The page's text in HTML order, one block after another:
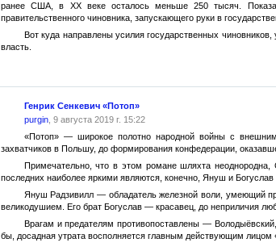
ранее США, в XX веке осталось меньше 250 тысяч.
правительственного чиновника, запускающего руки в
Вот куда направлены усилия государственных
власть.
Генрик Сенкевич «Потоп»
purgin, 9 августа 2019 г. 15:22
«Потоп» — широкое полотно народной войны с
захватчиков в Польшу, до формирования конфедерации,
Примечательно, что в этом романе шляхта неоднородна,
последних наиболее яркими являются, конечно, Януш и Богуслав
Януш Радзивилл — обладатель железной воли, умеющий
великодушием. Его брат Богуслав — красавец, до неприличия
Врагам и предателям противопоставлены —
бы, досадная утрата восполняется главным действующим